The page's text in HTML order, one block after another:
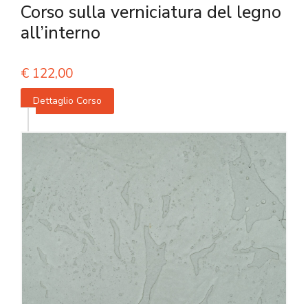
Corso sulla verniciatura del legno
all’interno
€ 122,00
Dettaglio Corso